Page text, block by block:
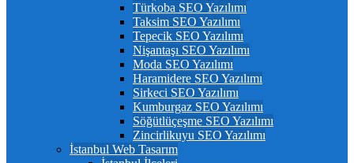
Türkoba SEO Yazılımı
Taksim SEO Yazılımı
Tepecik SEO Yazılımı
Nişantaşı SEO Yazılımı
Moda SEO Yazılımı
Haramidere SEO Yazılımı
Sirkeci SEO Yazılımı
Kumburgaz SEO Yazılımı
Söğütlüçeşme SEO Yazılımı
Zincirlikuyu SEO Yazılımı
İstanbul Web Tasarım